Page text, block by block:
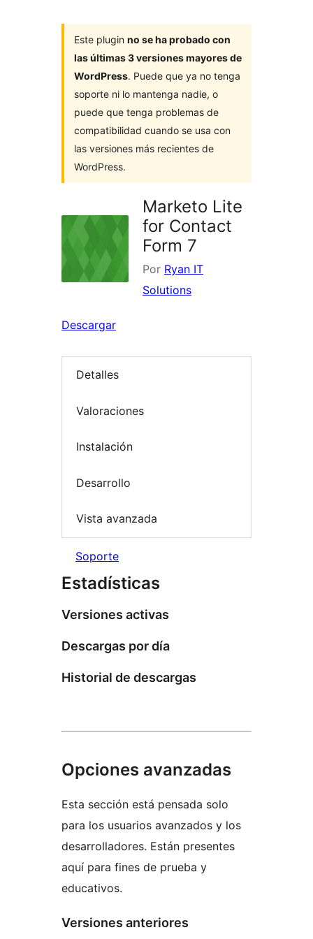
Este plugin no se ha probado con
las últimas 3 versiones mayores de
WordPress. Puede que ya no tenga
soporte ni lo mantenga nadie, o
puede que tenga problemas de
compatibilidad cuando se usa con
las versiones más recientes de
WordPress.
Marketo Lite
for Contact
Form 7
Por Ryan IT
Solutions
Descargar
Detalles
Valoraciones
Instalación
Desarrollo
Vista avanzada
Soporte
Estadísticas
Versiones activas
Descargas por día
Historial de descargas
Opciones avanzadas
Esta sección está pensada solo
para los usuarios avanzados y los
desarrolladores. Están presentes
aquí para fines de prueba y
educativos.
Versiones anteriores